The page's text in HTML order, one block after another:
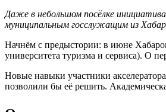
Даже в небольшом посёлке
муниципальным госслужащим из
Начнём с предыстории: в июне
университета туризма и сервиса). О
Новые навыки участники
позволили бы её решить.